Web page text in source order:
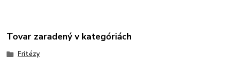
Tovar zaradený v kategóriách
Fritézy